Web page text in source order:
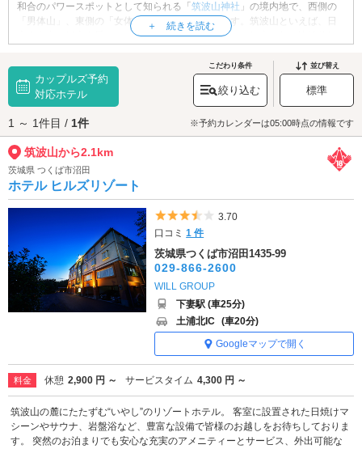
和合のパワースポットとして知られる「 筑波山神社 」の境内地で、西側の
「男体山」、東側の「女体山」で構成されています。筑波山といえば、日
本百名山、日本百景のひとつに数えられる山ですが、標高は低く比較的気
まではケーブルカー、およびロープウエイが運行されており、紅葉シーズ
ンには多くの観光客で賑わいます。山頂からの夜景も大変見事で、デート
スポットとしても人気です。関東平野の夜景を一望してみませんか？
筑波山へは、筑波山周辺エリアのラブホテルからもアクセスが便利です。
カップルズ予約
対応ホテル
こだわり条件
絞り込む
並び替え
標準
1 ～ 1件目 / 1件 ※予約カレンダーは05:00時点の情報です
筑波山から2.1km
茨城県 つくば市沼田
ホテル ヒルズリゾート
5つ星のうち3.5
3.70
口コミ1 件
茨城県つくば市沼田1435-99
029-866-2600
WILL GROUP
下妻駅 (車25分)
土浦北IC (車20分)
Googleマップで開く
料金 休憩 2,900 円 ～ サービスタイム 4,300 円 ～
筑波山の麓にたたずむ“いやし”のリゾートホテル。 客室に設置された日焼けマ
シーンやサウナ、岩盤浴など、豊富な設備で皆様のお越しをお待ちしておりま
す。 突然のお泊まりでも安心な充実のアメニティーとサービス、外出可能な